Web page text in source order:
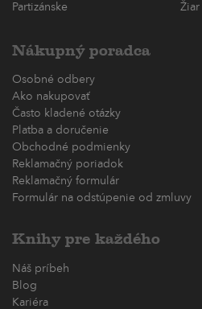
Partizánske
Nákupný poradca
Osobné odbery
Ako nakupovať
Často kladené otázky
Platba a doručenie
Obchodné podmienky
Reklamačný poriadok
Reklamačný formulár
Formulár na odstúpenie od zmluvy
Knihy pre každého
Náš príbeh
Blog
Kariéra